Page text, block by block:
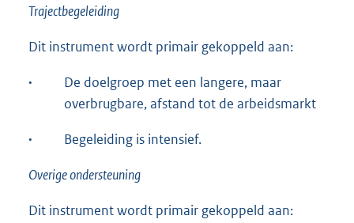
Trajectbegeleiding
Dit instrument wordt primair gekoppeld aan:
·
De doelgroep met een langere, maar
overbrugbare, afstand tot de arbeidsmarkt
· Begeleiding is intensief.
Overige ondersteuning
Dit instrument wordt primair gekoppeld aan: